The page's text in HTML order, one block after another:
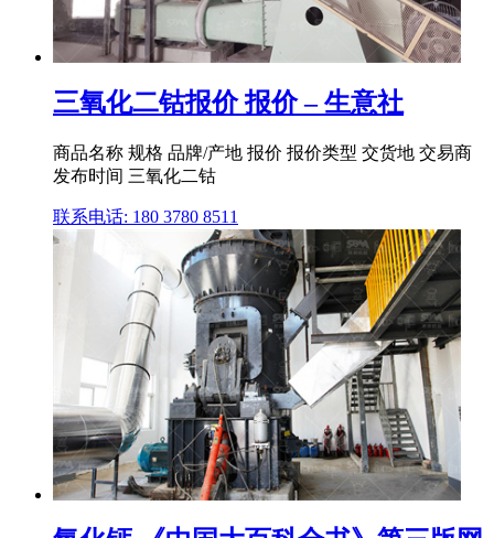
三氧化二钴报价 报价 – 生意社
商品名称 规格 品牌/产地 报价 报价类型 交货地 交易商
发布时间 三氧化二钴
联系电话: 180 3780 8511